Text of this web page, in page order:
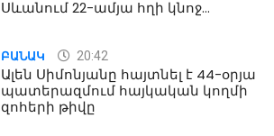
Սևանում 22-ամյա հղի կնոջ
ԲԱՆԱԿ 20:42
Ալեն Սիմոնյանը հայտնել է 44-օրյա
պատերազմում հայկական կողմի
զոհերի թիվը